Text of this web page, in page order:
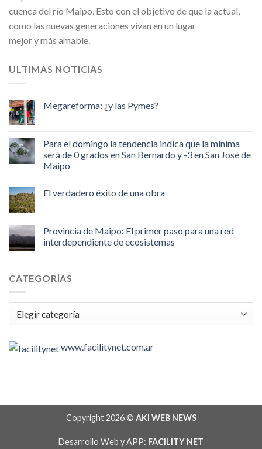
cuenca del río Maipo. Esto con el objetivo de que la actual,
como las nuevas generaciones vivan en un lugar
mejor y más amable.
ULTIMAS NOTICIAS
Megareforma: ¿y las Pymes?
Para el domingo la tendencia indica que la mínima
será de 0 grados en San Bernardo y -3 en San José de
Maipo
El verdadero éxito de una obra
Provincia de Maipo: El primer paso para una red
interdependiente de ecosistemas
CATEGORÍAS
www.facilitynet.com.ar
Copyright 2026 © AKI WEB NEWS
Desarrollo Web y APP: FACILITY NET